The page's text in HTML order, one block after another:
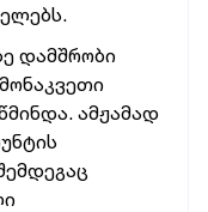
დამშრობი
ამჟამად